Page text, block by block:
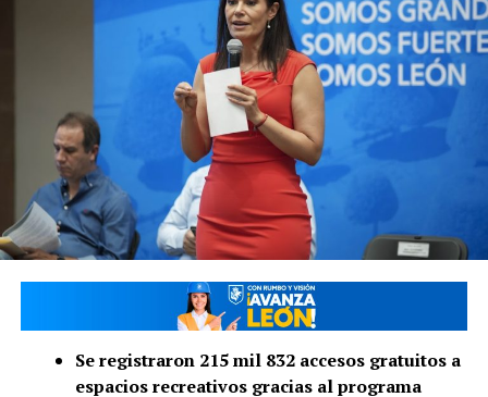
Se registraron 215 mil 832 accesos gratuitos a
espacios recreativos gracias al programa